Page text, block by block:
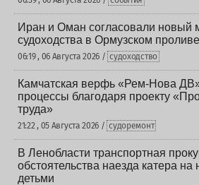
Иран и Оман согласовали новый
судоходства в Ормузском проливе
06:19 , 06 Августа 2026 / судоходство
Камчатская верфь «Рем-Нова
процессы благодаря проекту
труда»
21:22 , 05 Августа 2026 / судоремонт
В Ленобласти транспортная
обстоятельства наезда катера
детьми